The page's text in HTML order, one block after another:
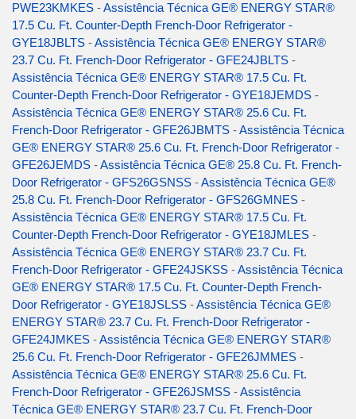
PWE23KMKES -Assistência Técnica GE® ENERGY STAR®
17.5 Cu. Ft. Counter-Depth French-Door Refrigerator -
GYE18JBLTS -Assistência Técnica GE® ENERGY STAR®
23.7 Cu. Ft. French-Door Refrigerator - GFE24JBLTS -
Assistência Técnica GE® ENERGY STAR® 17.5 Cu. Ft.
Counter-Depth French-Door Refrigerator - GYE18JEMDS -
Assistência Técnica GE® ENERGY STAR® 25.6 Cu. Ft.
French-Door Refrigerator - GFE26JBMTS -Assistência Técnica
GE® ENERGY STAR® 25.6 Cu. Ft. French-Door Refrigerator -
GFE26JEMDS -Assistência Técnica GE® 25.8 Cu. Ft. French-
Door Refrigerator - GFS26GSNSS -Assistência Técnica GE®
25.8 Cu. Ft. French-Door Refrigerator - GFS26GMNES -
Assistência Técnica GE® ENERGY STAR® 17.5 Cu. Ft.
Counter-Depth French-Door Refrigerator - GYE18JMLES -
Assistência Técnica GE® ENERGY STAR® 23.7 Cu. Ft.
French-Door Refrigerator - GFE24JSKSS -Assistência Técnica
GE® ENERGY STAR® 17.5 Cu. Ft. Counter-Depth French-
Door Refrigerator - GYE18JSLSS -Assistência Técnica GE®
ENERGY STAR® 23.7 Cu. Ft. French-Door Refrigerator -
GFE24JMKES -Assistência Técnica GE® ENERGY STAR®
25.6 Cu. Ft. French-Door Refrigerator - GFE26JMMES -
Assistência Técnica GE® ENERGY STAR® 25.6 Cu. Ft.
French-Door Refrigerator - GFE26JSMSS -Assistência
Técnica GE® ENERGY STAR® 23.7 Cu. Ft. French-Door